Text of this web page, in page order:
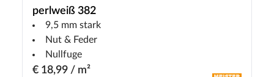
perlweiß 382
9,5 mm stark
Nut & Feder
Nullfuge
€ 18,99 / m²